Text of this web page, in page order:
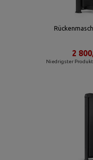
Niedrigster
2